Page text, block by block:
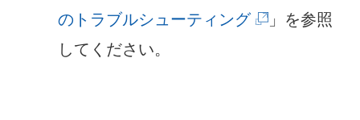
のトラブルシューティング(
」を参照
してください。